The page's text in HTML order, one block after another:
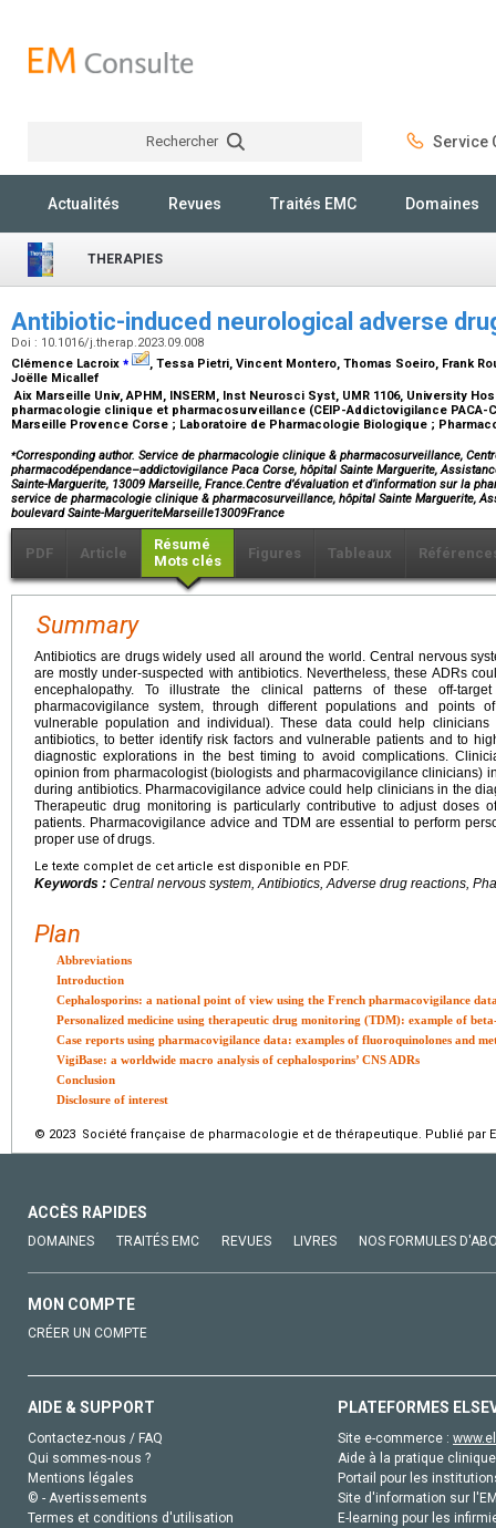
Rechercher Service
Actualités Revues Traités EMC Domaines
THERAPIES
Antibiotic-induced neurological adverse
Doi : 10.1016/j.therap.2023.09.008
Clémence Lacroix ⁎
, Tessa Pietri, Vincent Montero, Thomas Soeiro, Frank
Joëlle Micallef
Aix Marseille Univ, APHM, INSERM, Inst Neurosci Syst, UMR 1106, University
pharmacologie clinique et pharmacosurveillance (CEIP-Addictovigilance
Marseille Provence Corse ; Laboratoire de Pharmacologie Biologique ;
⁎Corresponding author. Service de pharmacologie clinique & pharmacosurveillance,
pharmacodépendance–addictovigilance Paca Corse, hôpital Sainte Marguerite,
Sainte-Marguerite, 13009 Marseille, France.Centre d’évaluation et d’information sur la
service de pharmacologie clinique & pharmacosurveillance, hôpital Sainte Marguerite,
boulevard Sainte-MargueriteMarseille13009France
PDF Article
Résumé
Mots clés
Figures Tableaux
Summary
Antibiotics are drugs widely used all around the world. Central nervous
are mostly under-suspected with antibiotics. Nevertheless, these ADRs
encephalopathy. To illustrate the clinical patterns of these off-
pharmacovigilance system, through different populations and points
vulnerable population and individual). These data could help
antibiotics, to better identify risk factors and vulnerable patients and to
diagnostic explorations in the best timing to avoid complications.
opinion from pharmacologist (biologists and pharmacovigilance clinicians)
during antibiotics. Pharmacovigilance advice could help clinicians in the
Therapeutic drug monitoring is particularly contributive to adjust doses
patients. Pharmacovigilance advice and TDM are essential to perform
proper use of drugs.
Le texte complet de cet article est disponible en PDF.
Keywords : Central nervous system, Antibiotics, Adverse drug reactions,
Plan
Abbreviations
Introduction
Cephalosporins: a national point of view using the French pharmacovigilance
Personalized medicine using therapeutic drug monitoring (TDM): example of
Case reports using pharmacovigilance data: examples of fluoroquinolones and
VigiBase: a worldwide macro analysis of cephalosporins’ CNS ADRs
Conclusion
Disclosure of interest
© 2023 Société française de pharmacologie et de thérapeutique. Publié par
ACCÈS RAPIDES
DOMAINES TRAITÉS EMC REVUES LIVRES NOS FORMULES
MON COMPTE
CRÉER UN COMPTE
AIDE & SUPPORT
Contactez-nous / FAQ
Qui sommes-nous ?
Mentions légales
© - Avertissements
Termes et conditions d'utilisation
PLATEFORMES
Site e-commerce :
Aide à la pratique
Portail pour les
Site d'information sur
E-learning pour les